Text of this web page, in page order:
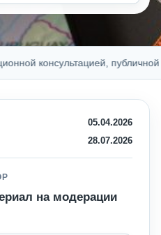
публичной
05.04.2026
28.07.2026
на модерации